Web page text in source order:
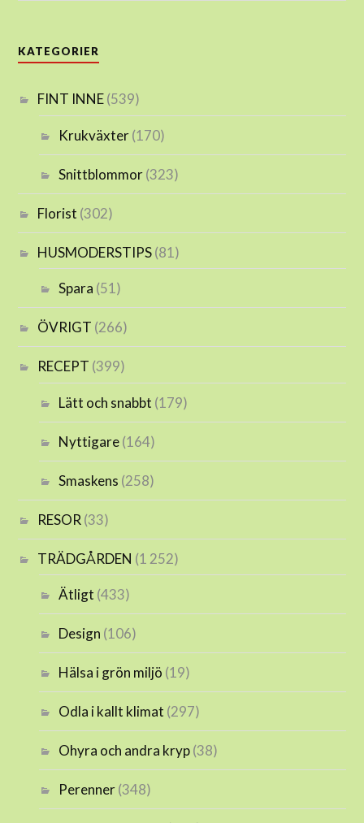
KATEGORIER
FINT INNE(539)
Krukväxter(170)
Snittblommor(323)
Florist (302)
HUSMODERSTIPS(81)
Spara (51)
ÖVRIGT (266)
RECEPT (399)
Lätt och snabbt (179)
Nyttigare(164)
Smaskens (258)
RESOR (33)
TRÄDGÅRDEN (1 252)
Ätligt (433)
Design (106)
Hälsa i grön miljö (19)
Odla i kallt klimat (297)
Ohyra och andra kryp(38)
Perenner(348)